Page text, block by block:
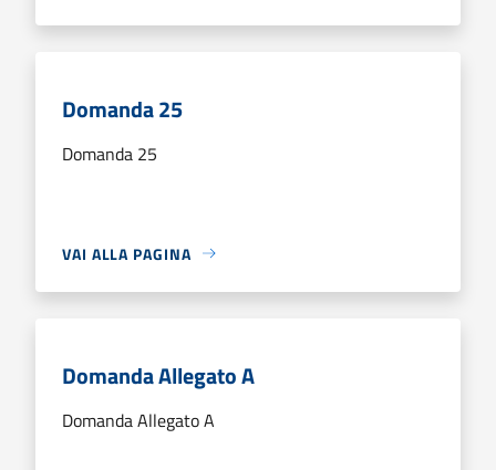
Domanda 25
Domanda 25
VAI ALLA PAGINA
Domanda Allegato A
Domanda Allegato A